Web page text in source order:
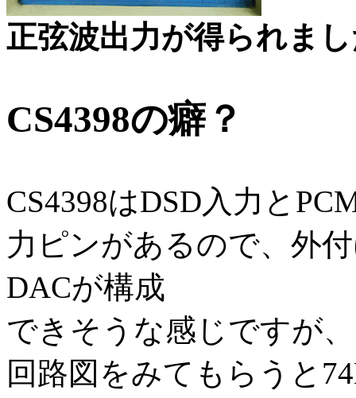
正弦波出力が得られま
CS4398の癖？
CS4398はDSD入力と
力ピンがあるので、外
DACが構成
できそうな感じですが
回路図をみてもらうと